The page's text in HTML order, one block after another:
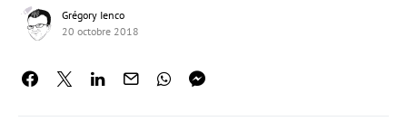
Grégory Ienco
20 octobre 2018